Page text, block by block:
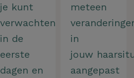
ZOEKEN
je kunt
verwachten
in de
eerste
dagen en
meteen
in
jouw
aangepast